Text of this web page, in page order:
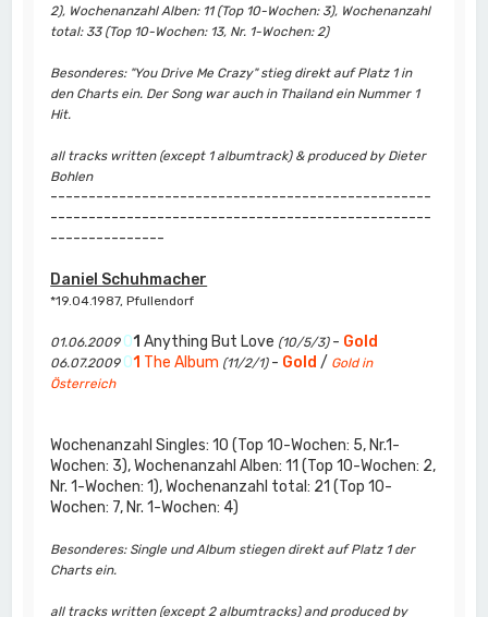
2), Wochenanzahl Alben: 11 (Top 10-Wochen: 3), Wochenanzahl
total: 33 (Top 10-Wochen: 13, Nr. 1-Wochen: 2)
Besonderes: "You Drive Me Crazy" stieg direkt auf Platz 1 in
den Charts ein. Der Song war auch in Thailand ein Nummer 1
Hit.
all tracks written (except 1 albumtrack) & produced by Dieter
Bohlen
--------------------------------------------------
--------------------------------------------------
---------------
Daniel Schuhmacher
*19.04.1987, Pfullendorf
01.06.2009 01 Anything But Love (10/5/3)- Gold
06.07.2009 01 The Album (11/2/1)- Gold / Gold in
Österreich
Wochenanzahl Singles: 10 (Top 10-Wochen: 5, Nr.1-
Wochen: 3), Wochenanzahl Alben: 11 (Top 10-Wochen: 2,
Nr. 1-Wochen: 1), Wochenanzahl total: 21 (Top 10-
Wochen: 7, Nr. 1-Wochen: 4)
Besonderes: Single und Album stiegen direkt auf Platz 1 der
Charts ein.
all tracks written (except 2 albumtracks) and produced by